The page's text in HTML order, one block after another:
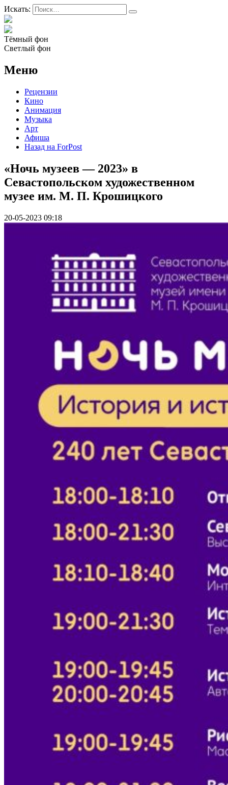
Искать:
Тёмный фон
Светлый фон
Меню
Рецензии
Кино
Анимация
Музыка
Арт
Афиша
Назад на ForPost
«Ночь музеев — 2023» в
Севастопольском художественном
музее им. М. П. Крошицкого
20-05-2023 09:18